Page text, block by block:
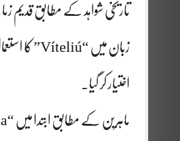
تاریخی شواہد کے مطابق قدیم
اختیار کر گیا۔